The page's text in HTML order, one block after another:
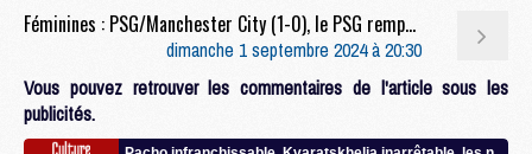
Féminines : PSG/Manchester City (1-0), le PSG remporte la Perth International Football Cup
dimanche 1 septembre 2024 à 20:30
Vous pouvez retrouver les commentaires de l'article sous les
publicités.